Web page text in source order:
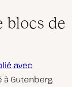
blocs de
avec
à Gutenberg,